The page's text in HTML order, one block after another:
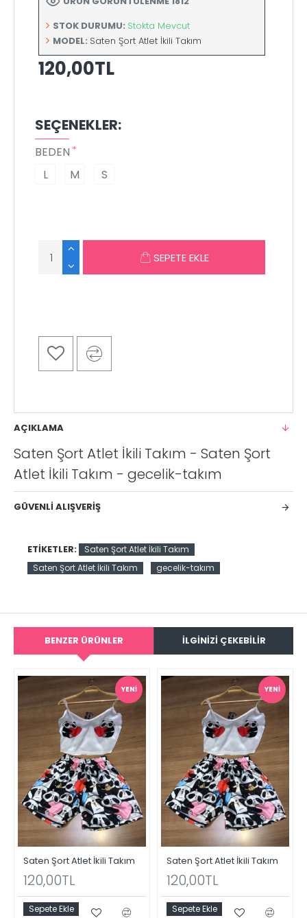
120,00TL
STOK DURUMU: Stokta Mevcut
MODEL: Saten Şort Atlet İkili Takım
SEÇENEKLER:
BEDEN
L
M S
SEPETE EKLE
AÇIKLAMA
Saten Şort Atlet İkili Takım - Saten Şort
Atlet İkili Takım - gecelik-takım
GÜVENLI ALIŞVERIŞ
ETIKETLER:
Saten Şort Atlet İkili Takım
Saten Şort Atlet İkili Takım
gecelik-takım
BENZER ÜRÜNLER İLGİNİZİ ÇEKEBİLİR
YENI
Saten Şort Atlet İkili Takım
120,00TL
Sepete Ekle
YENI
Saten Şort Atlet İkili Takım
120,00TL
Sepete Ekle